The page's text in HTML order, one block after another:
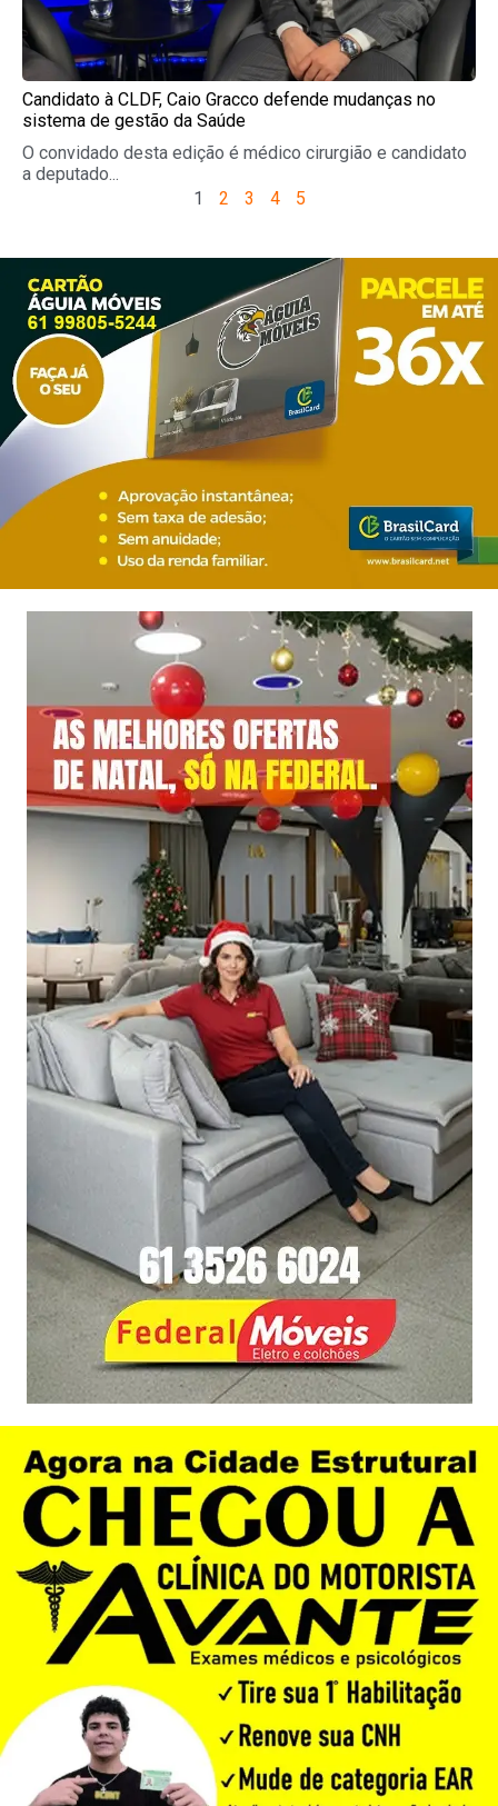
Candidato à CLDF, Caio Gracco defende mudanças no
sistema de gestão da Saúde
O convidado desta edição é médico cirurgião e candidato
a deputado...
1 2 3 4 5